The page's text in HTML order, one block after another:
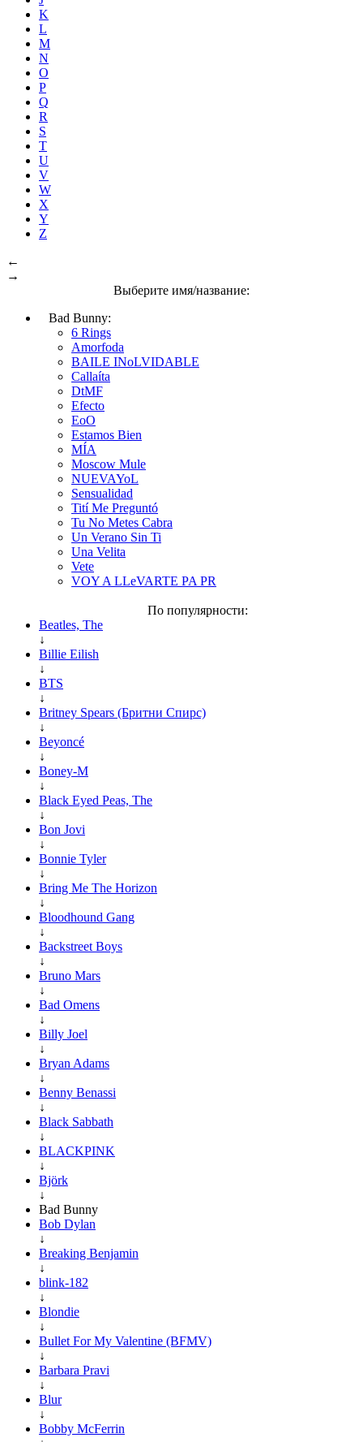
K
L
M
N
O
P
Q
R
S
T
U
V
W
X
Y
Z
←
→
Выберите имя/название:
Bad Bunny:
6 Rings
Amorfoda
BAILE INoLVIDABLE
Callaíta
DtMF
Efecto
EoO
Estamos Bien
MÍA
Moscow Mule
NUEVAYoL
Sensualidad
Tití Me Preguntó
Tu No Metes Cabra
Un Verano Sin Ti
Una Velita
Vete
VOY A LLeVARTE PA PR
По популярности:
Beatles, The
↓
Billie Eilish
↓
BTS
↓
Britney Spears (Бритни Спирс)
↓
Beyoncé
↓
Boney-M
↓
Black Eyed Peas, The
↓
Bon Jovi
↓
Bonnie Tyler
↓
Bring Me The Horizon
↓
Bloodhound Gang
↓
Backstreet Boys
↓
Bruno Mars
↓
Bad Omens
↓
Billy Joel
↓
Bryan Adams
↓
Benny Benassi
↓
Black Sabbath
↓
BLACKPINK
↓
Björk
↓
Bad Bunny
Bob Dylan
↓
Breaking Benjamin
↓
blink-182
↓
Blondie
↓
Bullet For My Valentine (BFMV)
↓
Barbara Pravi
↓
Blur
↓
Bobby McFerrin